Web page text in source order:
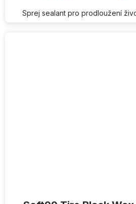
Sprej sealant pro prodloužení